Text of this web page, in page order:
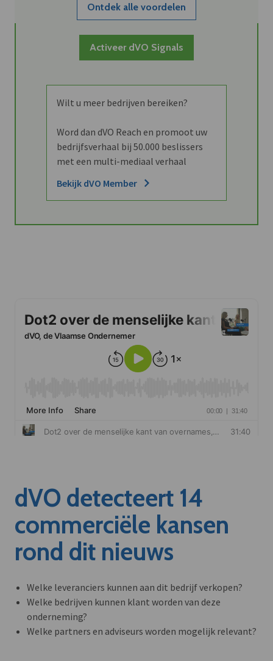
Ontdek alle voordelen
Activeer dVO Signals
Wilt u meer bedrijven bereiken?
Word dan dVO Reach en promoot uw
bedrijfsverhaal bij 50.000 beslissers
met een multi-mediaal verhaal
Bekijk dVO Member
dVO detecteert 14
commerciële kansen
rond dit nieuws
Welke leveranciers kunnen aan dit bedrijf verkopen?
Welke bedrijven kunnen klant worden van deze
onderneming?
Welke partners en adviseurs worden mogelijk relevant?